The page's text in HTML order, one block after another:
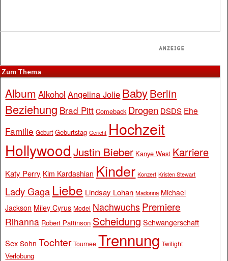
Zum Thema
Album Alkohol Angelina Jolie BabyBerlin
Beziehung Brad Pitt Comeback Drogen DSDS Ehe
Familie Geburt Geburtstag Gericht Hochzeit
Hollywood Justin Bieber Kanye West Karriere
Katy Perry Kim Kardashian Kinder Konzert Kristen Stewart
Lady Gaga Liebe Lindsay Lohan Madonna Michael
Jackson Miley Cyrus Model Nachwuchs Premiere
Rihanna Robert Pattinson Scheidung Schwangerschaft
Sex Sohn Tochter Tournee Trennung Twilight
Verlobung